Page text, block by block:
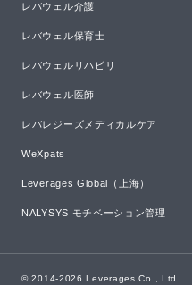
レバウェル介護
レバウェル保育士
レバウェルリハビリ
レバウェル医師
レバレジーズメディカルケア
WeXpats
Leverages Global（上海）
NALYSYS モチベーション管理
© 2014-2026 Leverages Co., Ltd.